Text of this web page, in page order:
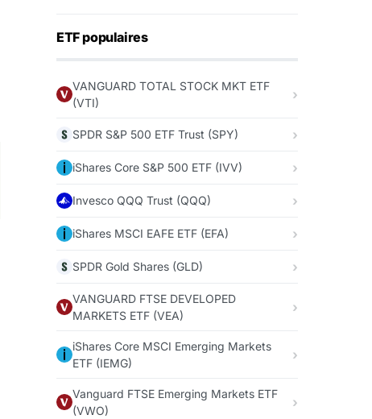
ETF populaires
VANGUARD TOTAL STOCK MKT ETF
(VTI)
SPDR S&P 500 ETF Trust (SPY)
iShares Core S&P 500 ETF (IVV)
Invesco QQQ Trust (QQQ)
iShares MSCI EAFE ETF (EFA)
SPDR Gold Shares (GLD)
VANGUARD FTSE DEVELOPED
MARKETS ETF (VEA)
iShares Core MSCI Emerging Markets
ETF (IEMG)
Vanguard FTSE Emerging Markets ETF
(VWO)